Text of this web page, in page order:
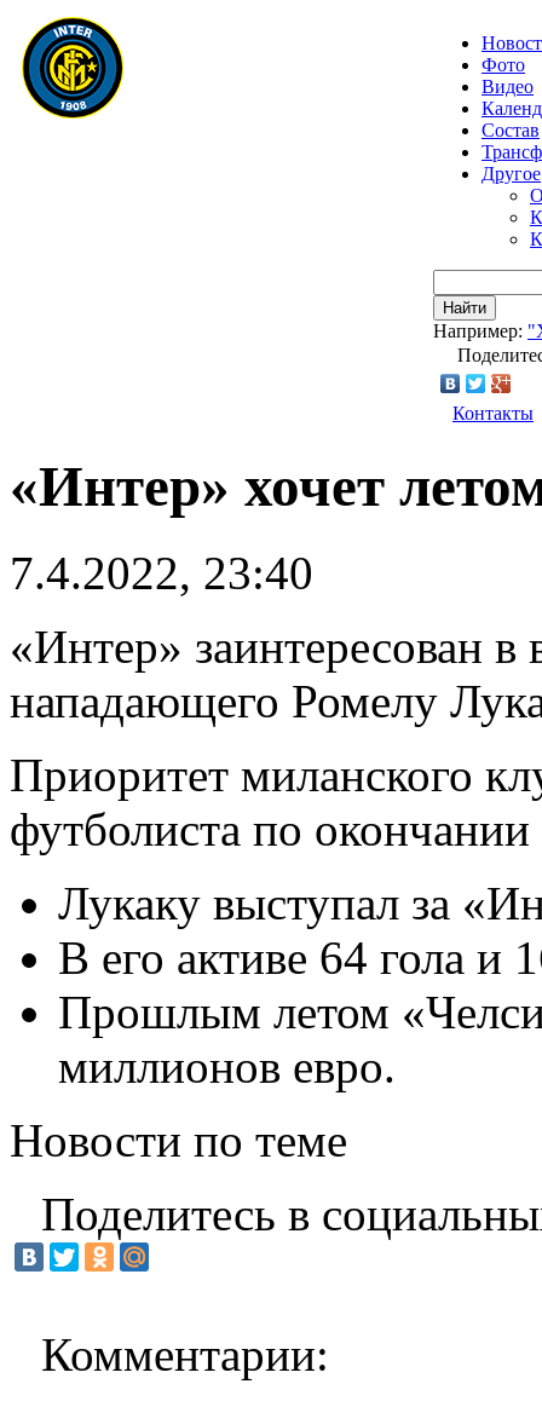
Фото
Видео
Состав
Другое
Найти
Например:
Контакты
«Интер» хочет
7.4.2022, 23:40
«Интер» заинтересован
нападающего Ромелу
Приоритет миланского
футболиста по окончании
Лукаку выступал за
В его активе 64 гола и
Прошлым летом
миллионов евро.
Новости по теме
Поделитесь в
Комментарии: